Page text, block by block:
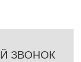
ЗВОНОК